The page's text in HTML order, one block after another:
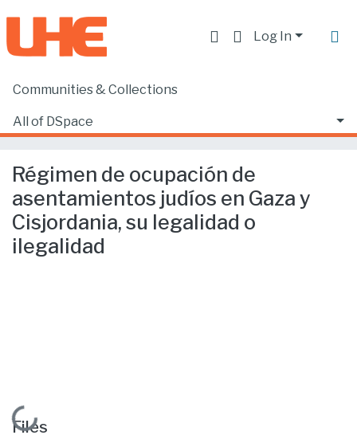
Log In
Communities & Collections
All of DSpace
Home
Facultad de Derecho
Régimen de ocupación de asentamientos judíos en Gaza y Cisjordania, su legalidad o ilegalidad
Régimen de ocupación de
asentamientos judíos en Gaza y
Cisjordania, su legalidad o
ilegalidad
Loading...
Files